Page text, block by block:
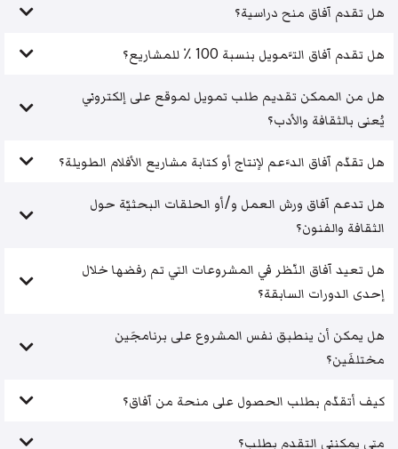
هل تقدم آفاق منح دراسية؟
هل تقدم آفاق التَّمويل بنسبة 100 ٪ للمشاريع؟
هل من الممكن تقديم طلب تمويل لموقع على إلكتروني
يُعنى بالثقافة والأدب؟
هل تقدّم آفاق الدَّعم لإنتاج أو كتابة مشاريع الأفلام الطويلة؟
هل تدعم آفاق ورش العمل و/أو الحلقات البحثيّة حول
الثقافة والفنون؟
هل تعيد آفاق النّظر في المشروعات التي تم رفضها خلال
إحدى الدورات السابقة؟
هل يمكن أن ينطبق نفس المشروع على برنامجَين
مختلفَين؟
كيف أتقدّم بطلب الحصول على منحة من آفاق؟
متى يمكنني التقدم بطلب؟